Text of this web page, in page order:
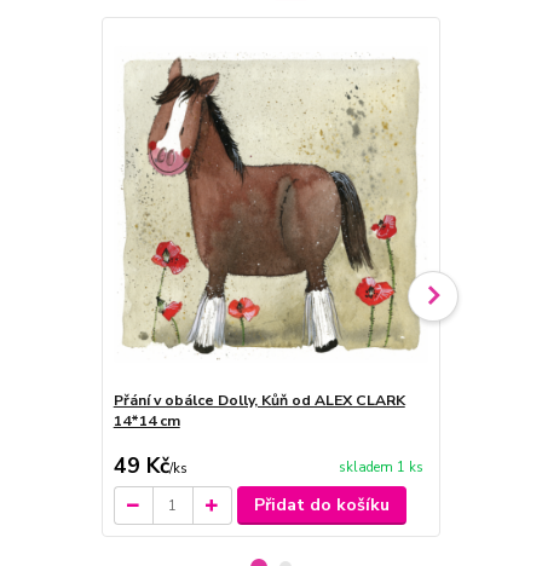
Přání v obálce Dolly, Kůň od ALEX CLARK
14*14 cm
49 Kč/ks skladem 1 ks
Přidat do košíku